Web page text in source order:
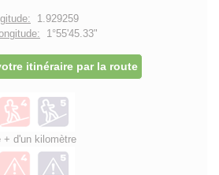
1.929259
1°55'45.33"
itinéraire par la route
+ d'un kilomètre